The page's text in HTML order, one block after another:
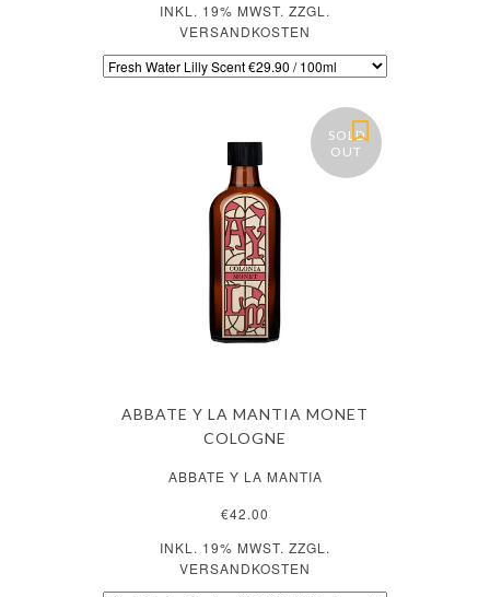
INKL. 19% MWST. ZZGL.
VERSANDKOSTEN
SOLD
OUT
ABBATE Y LA MANTIA MONET
COLOGNE
ABBATE Y LA MANTIA
€42.00
INKL. 19% MWST. ZZGL.
VERSANDKOSTEN